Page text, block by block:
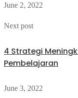
June 2, 2022
Next post
4 Strategi
Pembelajaran
June 3, 2022